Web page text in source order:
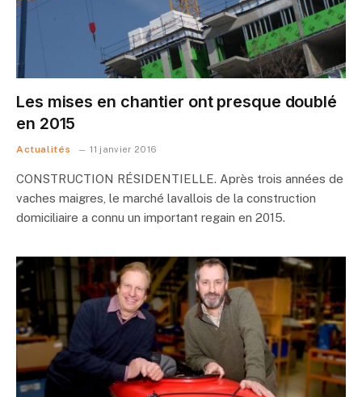
Les mises en chantier ont presque doublé
en 2015
Actualités 11 janvier 2016
CONSTRUCTION RÉSIDENTIELLE. Après trois années de
vaches maigres, le marché lavallois de la construction
domiciliaire a connu un important regain en 2015.